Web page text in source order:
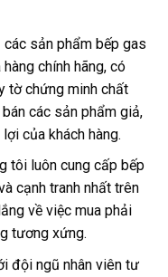
các sản phẩm bếp gas
chính hãng, có
tờ chứng minh chất
các sản phẩm giả,
của khách hàng.
tôi luôn cung cấp bếp
cạnh tranh nhất trên
về việc mua phải
tương xứng.
đội ngũ nhân viên tư